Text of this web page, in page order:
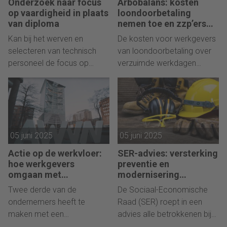
nieuwe cijfers van het
Centraal Bureau voor de
Statistiek (CBS).
Onderzoek naar focus
op vaardigheid in plaats
van diploma
Kan bij het werven en
selecteren van technisch
personeel de focus op
vaardigheden komen te
liggen in plaats van op het
diploma? Een consortium
onder leiding van
organisatiepsychologen van
de Erasmus Universiteit
Rotterdam en Tilburg
University gaat dit
onderzoeken, in
samenwerking met
maatschappelijke partijen.
Arbobalans: kosten
loondoorbetaling
nemen toe en zzp’ers
gezonder
De kosten voor werkgevers
van loondoorbetaling over
verzuimde werkdagen
stegen van 5,1 miljard euro
in 2015 naar 8,3 miljard euro
in 2023, waarvan 4,9 miljard
euro vanwege
psychosociale
arbeidsbelasting. Zzp'ers
rapporteren over het
algemeen een betere
gezondheid en minder burn-
outklachten dan
werknemers. Dit blijkt uit de
nieuwe Arbobalans van TNO.
05 juni 2025
Actie op de werkvloer:
hoe werkgevers
omgaan met
personeelstekorten
Twee derde van de
ondernemers heeft te
maken met een
05 juni 2025
SER-advies: versterking
preventie en
modernisering
arboregels – meer
aandacht voor vrouwen
De Sociaal-Economische
Raad (SER) roept in een
advies alle betrokkenen bij